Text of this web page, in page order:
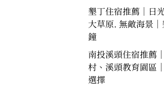
墾丁住宿推薦｜日
大草原. 無敵海景
鐘
南投溪頭住宿推薦
村、溪頭教育園區
選擇